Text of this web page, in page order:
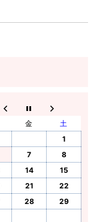
金
土
1
7
8
14
15
21
22
28
29